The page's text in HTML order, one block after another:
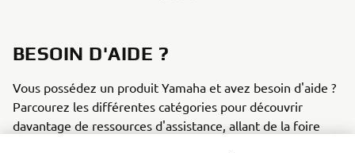
BESOIN D'AIDE ?
Vous possédez un produit Yamaha et avez besoin d'aide ?
Parcourez les différentes catégories pour découvrir
davantage de ressources d'assistance, allant de la foire